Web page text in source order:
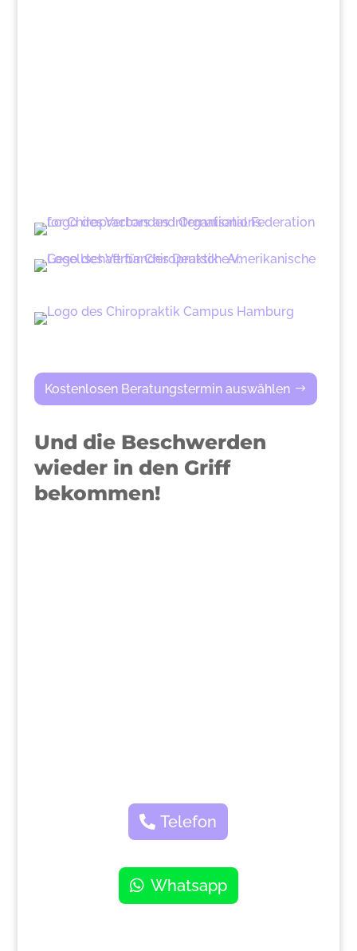
Kostenlosen Beratungstermin auswählen
Und die Beschwerden
wieder in den Griff
bekommen!
Telefon
Whatsapp